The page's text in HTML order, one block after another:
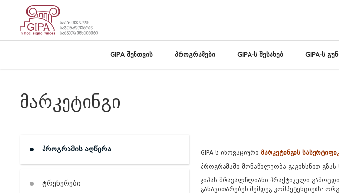
GIPA შენთვის პროგრამები GIPA-ს შესახებ GIPA-ს
მარკეტინგი
პროგრამის აღწერა
ტრენერები
GIPA-ს ინოვაციური მარკეტინგის
პროგრამაში მონაწილეობა გაგიხსნით გზას
ჯიპას მრავალწლიანი პრაქტიკული
განავითარებენ შემდეგ კომპეტენციებს: